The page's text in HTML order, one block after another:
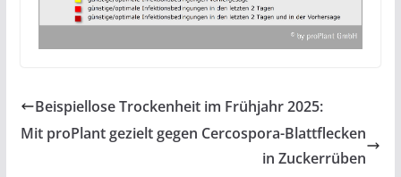
Beispiellose Trockenheit im Frühjahr 2025:
Mit proPlant gezielt gegen Cercospora-Blattflecken
in Zuckerrüben